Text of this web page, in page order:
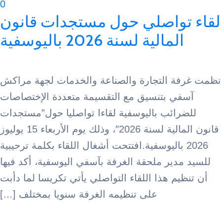
حول مستجدات قانون
لسنة 2026 باليوسفية
التجارة والصناعة والخدمات لجهة مراكش
بتنسيق مع التقسيمة متعددة الإختصاصات
باليوسفية لقاءا تواصليا حول”مستجدات
قانون المالية لسنة 2026″، وذلك يوم الأربعاء 15 يوليوز
باليوسفية.افتتحت أشغال اللقاء بكلمة ترحيبية
ملحقة الغرفة بآسفي اليوسفية، أكد فيها
هذا اللقاء التواصلي يأتي تكريسا لما دأبت
على تنظيمه الغرفة سنويا بمختلف […]